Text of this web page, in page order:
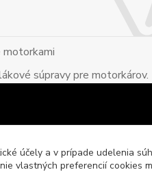
motorkami
súpravy pre motorkárov.
účely a v prípade udelenia
vlastných preferencií cookies